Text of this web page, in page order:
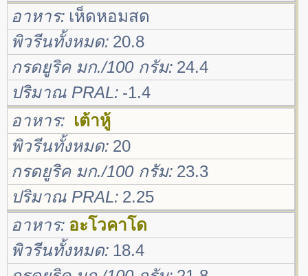
อาหาร เห็ดหอมสด
พิวรีนทั้งหมด 20.8
กรดยูริค มก./100 กรัม 24.4
ปริมาณ PRAL -1.4
อาหาร
เต้าหู้
พิวรีนทั้งหมด 20
กรดยูริค มก./100 กรัม 23.3
ปริมาณ PRAL 2.25
อาหาร อะโวคาโด
พิวรีนทั้งหมด 18.4